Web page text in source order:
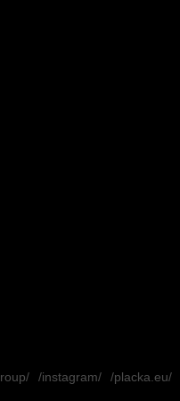
/instagram/ /placka.eu/